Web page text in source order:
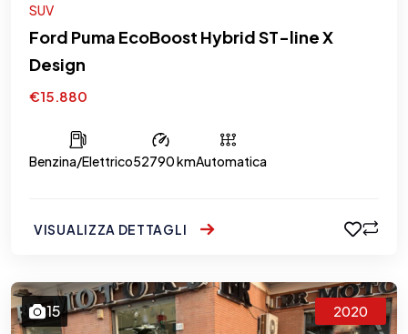
SUV
Ford Puma EcoBoost Hybrid ST-line X
Design
€15.880
Benzina/Elettrico52790 kmAutomatica
VISUALIZZA DETTAGLI
15 2020